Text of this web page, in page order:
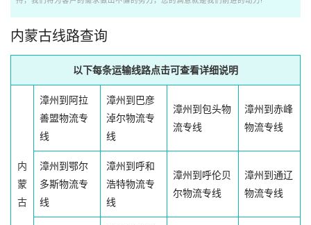
内蒙古线路查询
以下每条运输线路点击可查看详细说明
内
蒙
古
漳州到阿拉
善盟物流专
线
漳州到巴彦
淖尔物流专
线
漳州到包头物
流专线
漳州到赤峰
物流专线
漳州到鄂尔
多斯物流专
线
漳州到呼和
浩特物流专
线
漳州到呼伦贝
尔物流专线
漳州到通辽
物流专线